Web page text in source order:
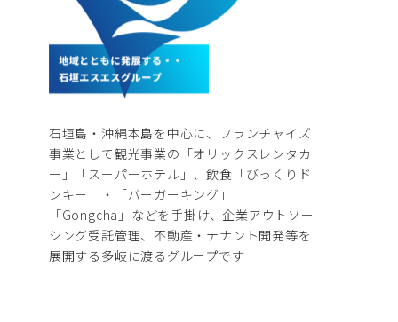
石垣島・沖縄本島を中心に、フランチャイズ
事業として観光事業の「オリックスレンタカ
ー」「スーパーホテル」、飲食「びっくりド
ンキー」・「バーガーキング」
「Gongcha」などを手掛け、企業アウトソー
シング受託管理、不動産・テナント開発等を
展開する多岐に渡るグループです